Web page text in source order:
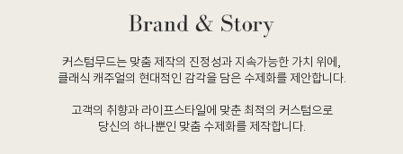
커스텀무드는 맞춤 제작의 진정성과 지속가능한 가치 위에,
클래식 캐주얼의 현대적인 감각을 담은 수제화를 제안합니다.
고객의 취향과 라이프스타일에 맞춘 최적의 커스텀으로
당신의 하나뿐인 맞춤 수제화를 제작합니다.